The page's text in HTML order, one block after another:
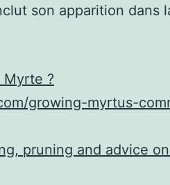
son apparition dans
Myrte ?
growing-myrtus-
pruning and advice